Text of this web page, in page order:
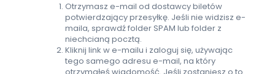
Otrzymasz e-mail od dostawcy biletów
potwierdzający przesyłkę. Jeśli nie widzisz e-
maila, sprawdź folder SPAM lub folder z
niechcianą pocztą.
Kliknij link w e-mailu i zaloguj się, używając
tego samego adresu e-mail, na który